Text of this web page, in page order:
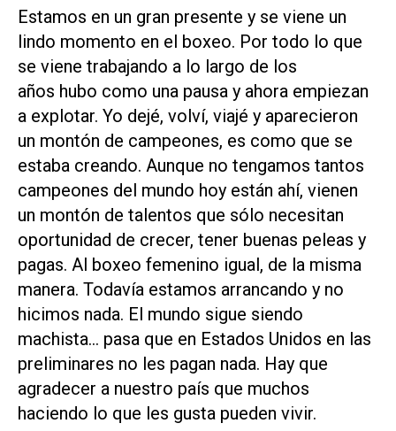
Estamos en un gran presente y se viene un
lindo momento en el boxeo. Por todo lo que
se viene trabajando a lo largo de los
años hubo como una pausa y ahora empiezan
a explotar. Yo dejé, volví, viajé y aparecieron
un montón de campeones, es como que se
estaba creando. Aunque no tengamos tantos
campeones del mundo hoy están ahí, vienen
un montón de talentos que sólo necesitan
oportunidad de crecer, tener buenas peleas y
pagas. Al boxeo femenino igual, de la misma
manera. Todavía estamos arrancando y no
hicimos nada. El mundo sigue siendo
machista... pasa que en Estados Unidos en las
preliminares no les pagan nada. Hay que
agradecer a nuestro país que muchos
haciendo lo que les gusta pueden vivir.